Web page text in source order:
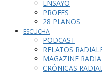
ENSAYO
PROFES
28 PLANOS
ESCUCHA
PODCAST
RELATOS
MAGAZINE
CRÓNICAS